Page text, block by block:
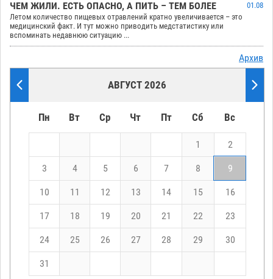
ЧЕМ ЖИЛИ. ЕСТЬ ОПАСНО, А ПИТЬ – ТЕМ БОЛЕЕ
01.08
Летом количество пищевых отравлений кратно увеличивается – это
медицинский факт. И тут можно приводить медстатистику или
вспоминать недавнюю ситуацию ...
Архив
АВГУСТ 2026
Пн Вт Ср Чт Пт Сб Вс
1 2
3 4 5 6 7 8 9
10 11 12 13 14 15 16
17 18 19 20 21 22 23
24 25 26 27 28 29 30
31